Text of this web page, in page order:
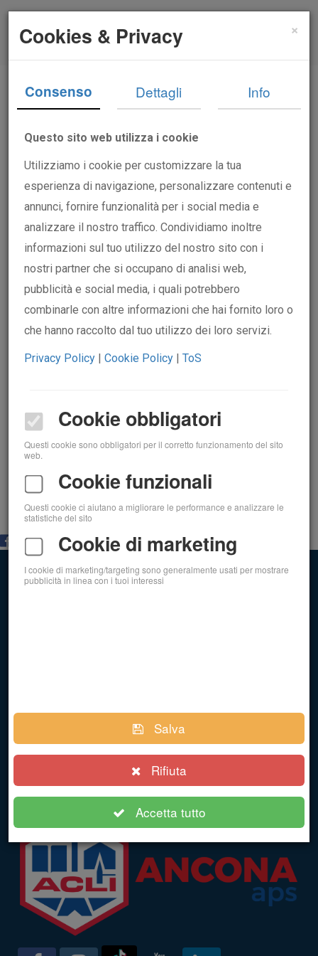
News
Home
/ News
DIGNITÀ
acliancona@pec.it
×
Cookies & Privacy
Consenso Dettagli Info
Questo sito web utilizza i cookie
Utilizziamo i cookie per customizzare la tua
esperienza di navigazione, personalizzare contenuti e
annunci, fornire funzionalità per i social media e
analizzare il nostro traffico. Condividiamo inoltre
informazioni sul tuo utilizzo del nostro sito con i
nostri partner che si occupano di analisi web,
pubblicità e social media, i quali potrebbero
combinarle con altre informazioni che hai fornito loro o
che hanno raccolto dal tuo utilizzo dei loro servizi.
Privacy Policy |Cookie Policy |ToS
Cookie obbligatori
Questi cookie sono obbligatori per il corretto funzionamento del sito
web.
Cookie funzionali
Questi cookie ci aiutano a migliorare le performance e analizzare le
statistiche del sito
Cookie di marketing
I cookie di marketing/targeting sono generalmente usati per mostrare
pubblicità in linea con i tuoi interessi
Salva
Rifiuta
Accetta tutto